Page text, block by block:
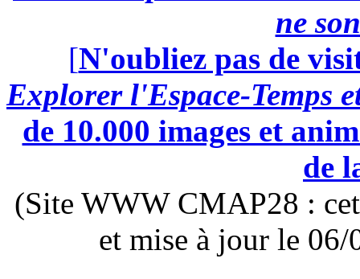
ne
[N'oubliez pas de
Explorer l'Espace-Temps
de 10.000 images et
de
(Site WWW CMAP28 :
et mise à jour le